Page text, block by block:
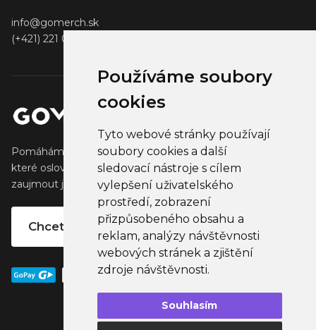
Používáme soubory
cookies
Tyto webové stránky používají
soubory cookies a další
sledovací nástroje s cílem
vylepšení uživatelského
prostředí, zobrazení
přizpůsobeného obsahu a
reklam, analýzy návštěvnosti
webových stránek a zjištění
zdroje návštěvnosti.
Souhlasím
info@gomerch.sk
(+421) 221 001 000
Pomáháme tvůrcům vytvářet a prodávat populární zboží,
které oslovuje jejich fanoušky. Pomáháme firmám
zaujmout jejich klienty, partnery a zaměstnance.
Chcete vlastní merchandise?